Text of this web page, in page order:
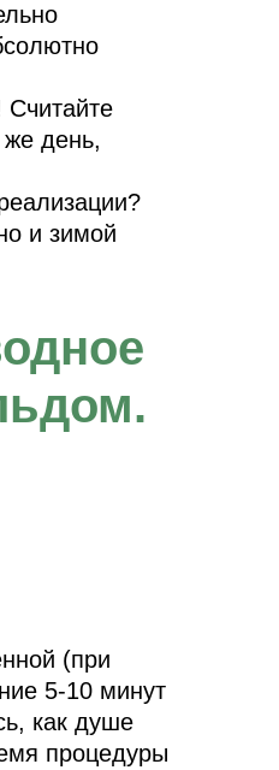
Считайте
же день,
и зимой
(при
5-10 минут
как душе
процедуры